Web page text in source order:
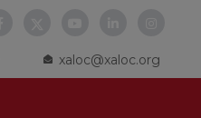
xaloc@xaloc.org